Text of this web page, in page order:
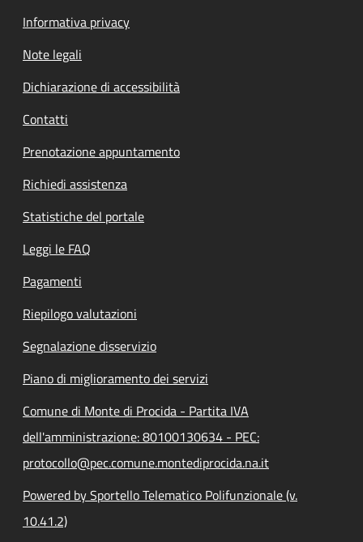
Informativa privacy
Note legali
Dichiarazione di accessibilità
Contatti
Prenotazione appuntamento
Richiedi assistenza
Statistiche del portale
Leggi le FAQ
Pagamenti
Riepilogo valutazioni
Segnalazione disservizio
Piano di miglioramento dei servizi
Comune di Monte di Procida - Partita IVA
dell'amministrazione: 80100130634 - PEC:
protocollo@pec.comune.montediprocida.na.it
Powered by Sportello Telematico Polifunzionale (v.
10.41.2)